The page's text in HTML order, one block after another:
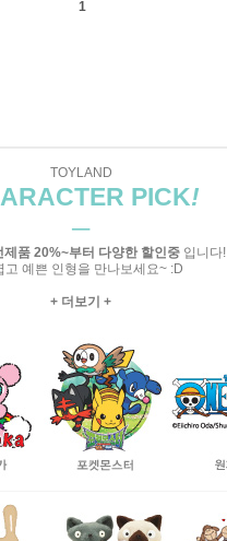
1
TOYLAND
PICK!
─
제품 20%~부터 다양한 할인중 입니다!
고 예쁜 인형을 만나보세요~ :D
+ 더보기 +